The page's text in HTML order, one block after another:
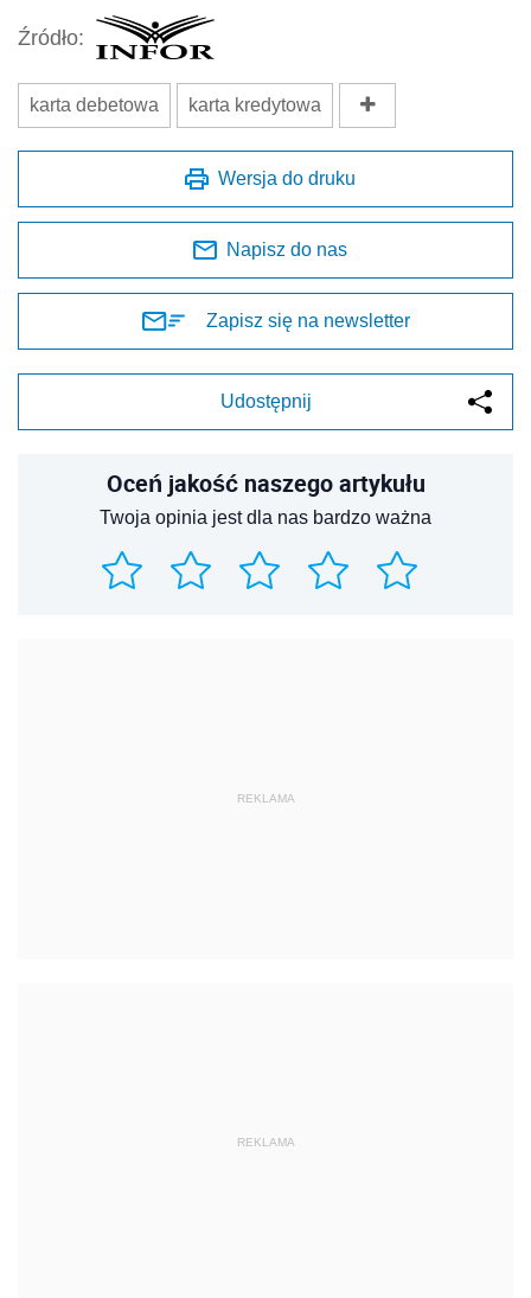
Źródło:
karta debetowa karta kredytowa
Wersja do druku
Napisz do nas
Zapisz się na newsletter
Udostępnij
Oceń jakość naszego artykułu
Twoja opinia jest dla nas bardzo ważna
REKLAMA
REKLAMA